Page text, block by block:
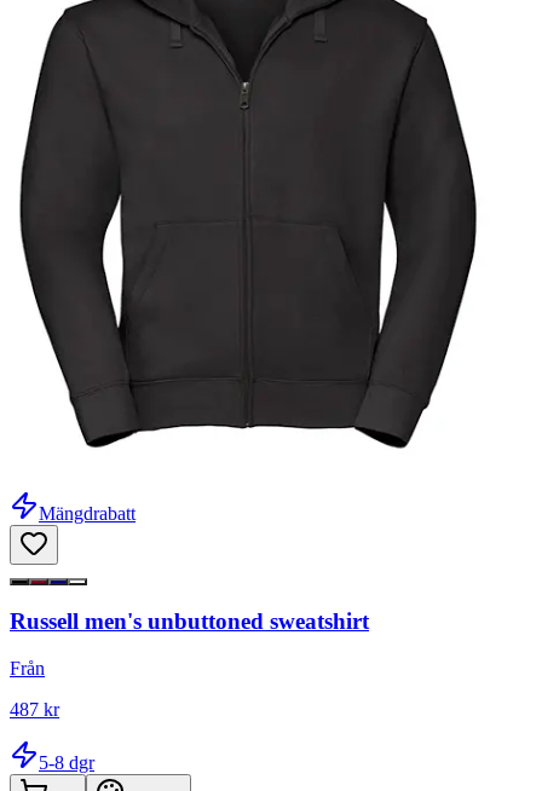
Mängdrabatt
Russell men's unbuttoned sweatshirt
Från
487 kr
5-8 dgr